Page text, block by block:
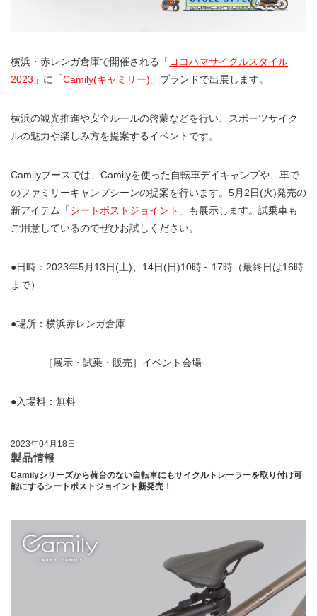
横浜・赤レンガ倉庫で開催される「ヨコハマサイクルスタイル
2023 」に「Camily(キャミリー) 」ブランドで出展します。
横浜の観光推進や安全ルールの啓蒙などを行い、スポーツサイク
ルの魅力や楽しみ方を提案するイベントです。
Camilyブースでは、Camilyを使った自転車デイキャンプや、車で
のファミリーキャンプシーンの提案を行います。5月2日(火)発売の
新アイテム「シートポストジョイント 」も展示します。試乗車も
ご用意しているのでぜひお試しください。
●日時：2023年5月13日(土)、14日(日)10時～17時（最終日は16時
まで）
●場所：横浜赤レンガ倉庫
［展示・試乗・販売］イベント会場
●入場料：無料
2023年04月18日
製品情報
Camilyシリーズから荷台のない自転車にもサイクルトレーラーを取り付け可
能にするシートポストジョイント新発売！